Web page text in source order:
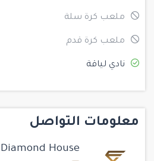
ملعب كرة سلة
ملعب كرة قدم
نادي لياقة
معلومات التواصل
Diamond House